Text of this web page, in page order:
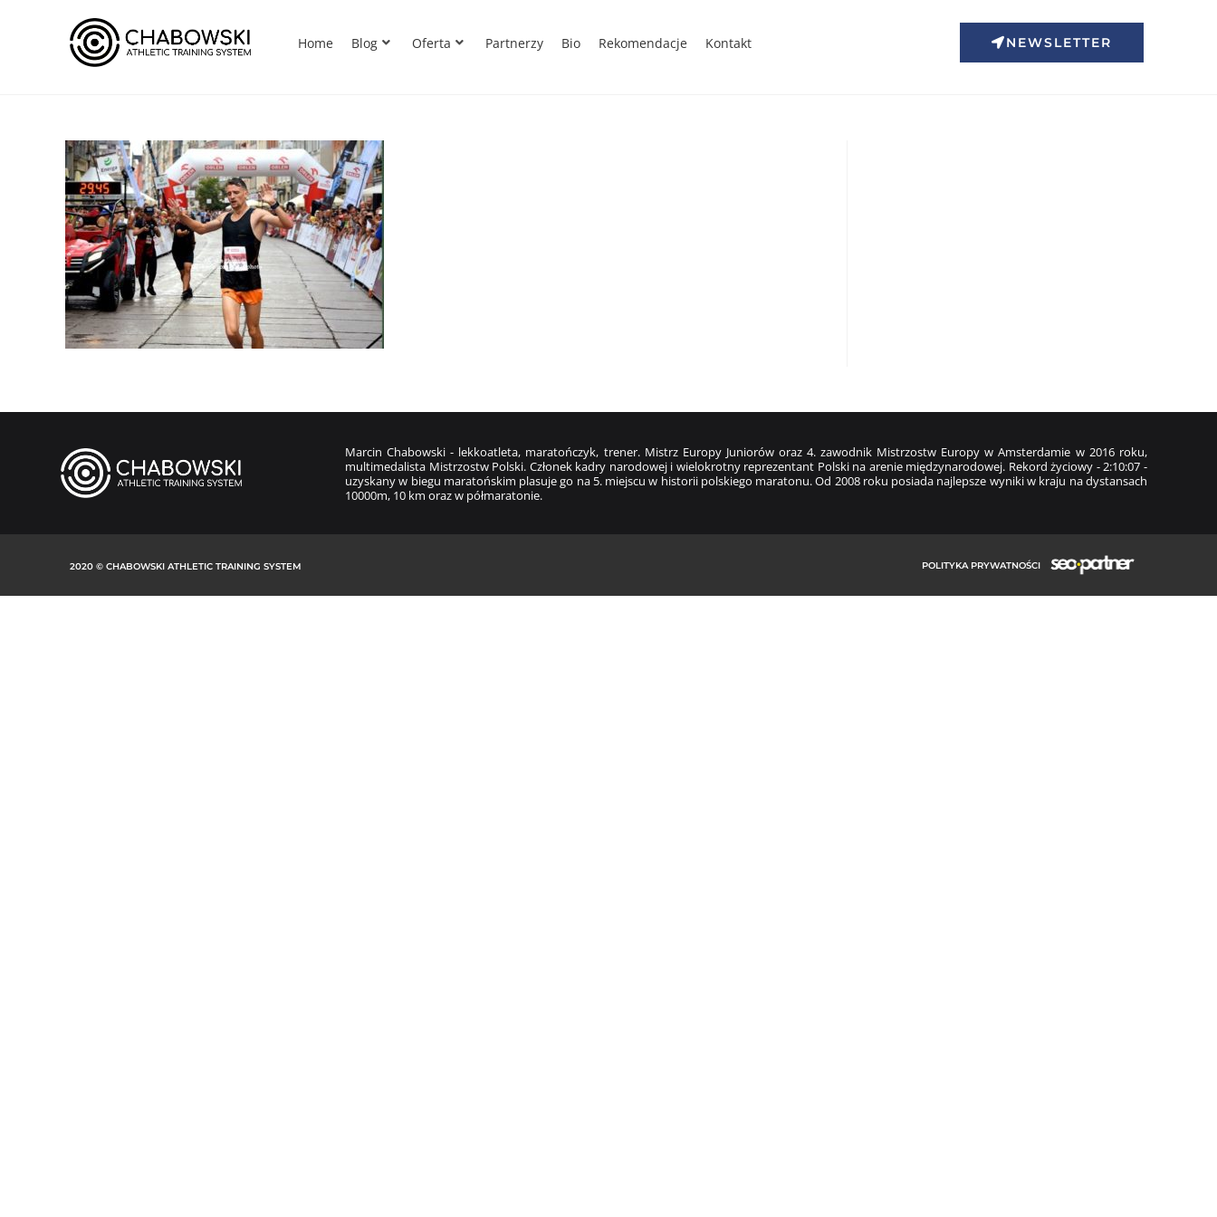
Home Blog Oferta Partnerzy Bio Rekomendacje Kontakt NEWSLETTER
Marcin Chabowski - lekkoatleta, maratończyk, trener. Mistrz Europy Juniorów oraz 4. zawodnik Mistrzostw Europy w Amsterdamie w 2016 roku,
multimedalista Mistrzostw Polski. Członek kadry narodowej i wielokrotny reprezentant Polski na arenie międzynarodowej. Rekord życiowy - 2:10:07 -
uzyskany w biegu maratońskim plasuje go na 5. miejscu w historii polskiego maratonu. Od 2008 roku posiada najlepsze wyniki w kraju na dystansach
10000m, 10 km oraz w półmaratonie.
2020 © CHABOWSKI ATHLETIC TRAINING SYSTEM POLITYKA PRYWATNOŚCI